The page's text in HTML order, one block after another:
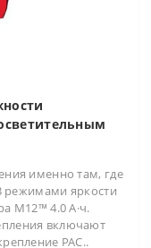
именно там, где
режимами яркости
M12™ 4.0 А·ч.
включают
PAC..